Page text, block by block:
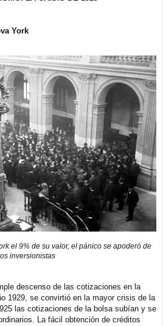
York
el 9% de su valor, el pánico se apoderó de
inversionistas
descenso de las cotizaciones en la
1929, se convirtió en la mayor crisis de la
las cotizaciones de la bolsa subían y se
La fácil obtención de créditos